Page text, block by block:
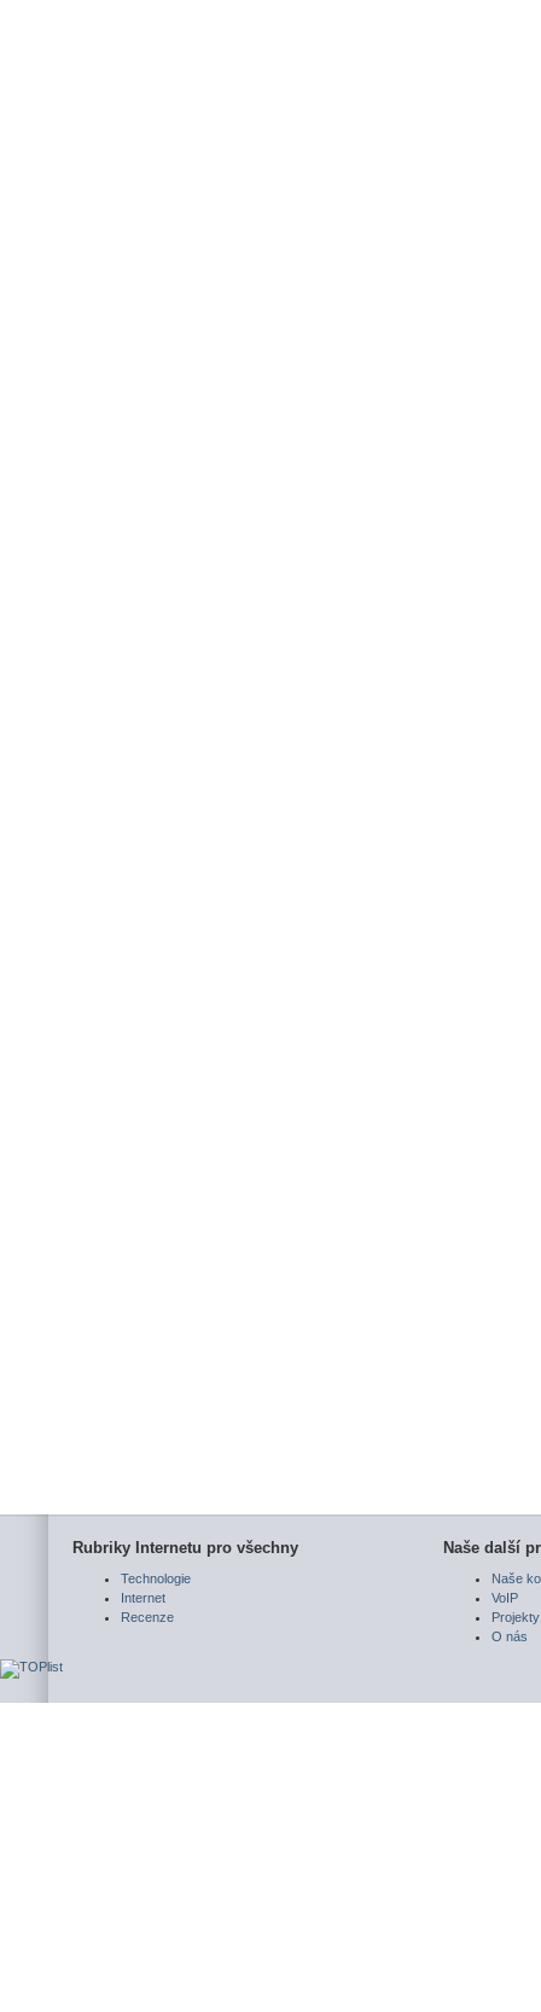
Rubriky Internetu pro všechny
Technologie
Internet
Recenze
Naše další
Naše
VoIP
Projekty
O nás